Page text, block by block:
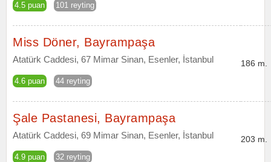
4.5 puan 101 reyting
Miss Döner, Bayrampaşa
Atatürk Caddesi, 67 Mimar Sinan, Esenler, İstanbul
4.6 puan 44 reyting
186 m.
Şale Pastanesi, Bayrampaşa
Atatürk Caddesi, 69 Mimar Sinan, Esenler, İstanbul
4.9 puan 32 reyting
203 m.